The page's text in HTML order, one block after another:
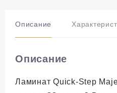
Описание
Описание
Ламинат Quick-Step